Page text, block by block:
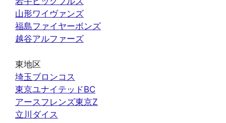
山形ワイヴァンズ
福島ファイヤーボンズ
越谷アルファーズ
東地区
埼玉ブロンコス
東京ユナイテッドBC
アースフレンズ東京Z
立川ダイス